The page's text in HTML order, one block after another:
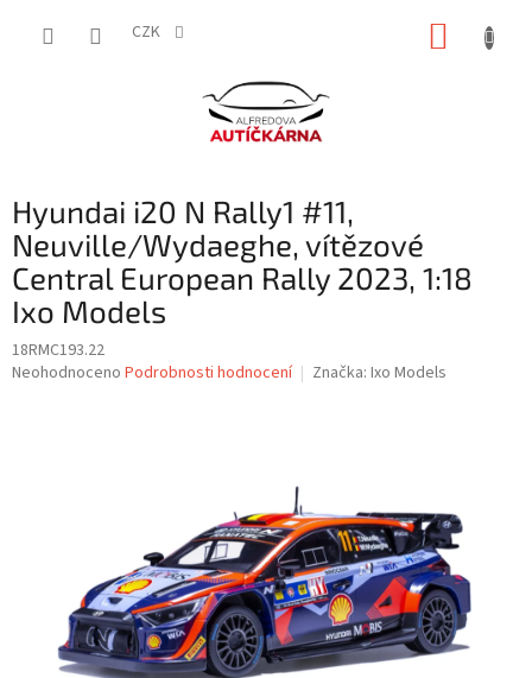
CZK
Hyundai i20 N Rally1 #11,
Neuville/Wydaeghe, vítězové
Central European Rally 2023, 1:18
Ixo Models
18RMC193.22
Průměrné
Neohodnoceno Podrobnosti hodnocení Značka: Ixo Models